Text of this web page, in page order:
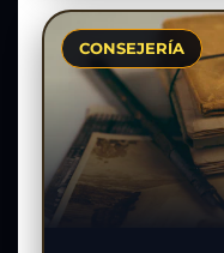
CONSEJERÍA